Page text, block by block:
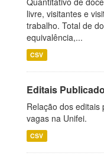
livre, visitantes e
trabalho. Total de
equivalência,...
CSV
Editais
Relação dos
vagas na Unifei.
CSV